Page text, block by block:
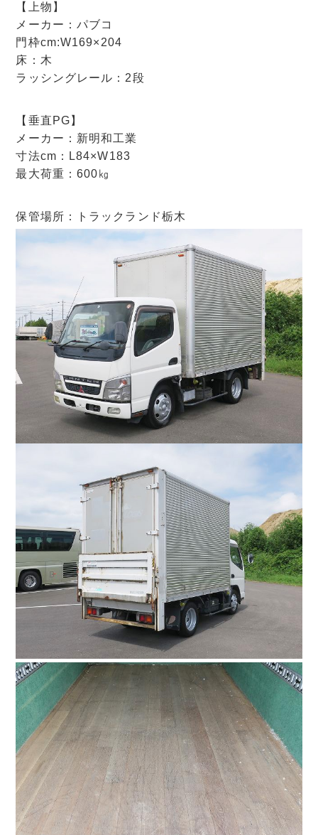
【上物】
メーカー：パブコ
門枠cm:W169×204
床：木
ラッシングレール：2段
【垂直PG】
メーカー：新明和工業
寸法cm：L84×W183
最大荷重：600㎏
保管場所：トラックランド栃木